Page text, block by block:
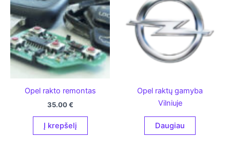
Opel rakto remontas
35.00€
Į krepšelį
Opel raktų gamyba
Vilniuje
Daugiau